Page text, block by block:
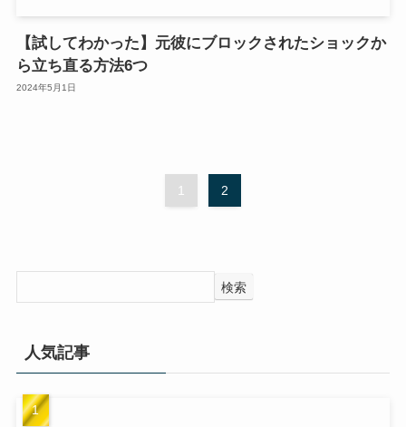
【試してわかった】元彼にブロックされたショックか
ら立ち直る方法6つ
2024年5月1日
1 2
検索
人気記事